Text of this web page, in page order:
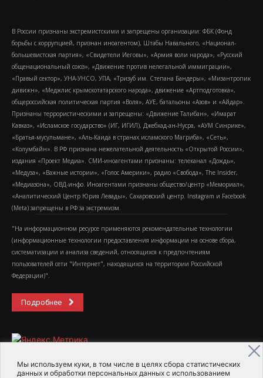
Мы используем куки, в том числе в целях сбора статистических
данных и обработки персональных данных с использованием
В России признаны экстремистскими и запрещены организации: ФБК (Фонд
борьбы с коррупцией, признан иноагентом), Штабы Навального, «Национал-
большевистская партия», «Свидетели Иеговы», «Армия воли народа», «Русский
общенациональный союз», «Движение против нелегальной иммиграции»,
«Правый сектор», УНА-УНСО, УПА, «Тризуб им. Степана Бандеры», «Мизантропик
дивижн», «Меджлис крымскотатарского народа», движение «Артподготовка»,
общероссийская политическая партия «Воля», АУЕ, батальоны «Азов» и «Айдар».
Признаны террористическими и запрещены: «Движение Талибан», «Имарат
Кавказ», «Исламское государство» (ИГ, ИГИЛ), Джебхад-ан-Нусра, «АУМ Синрике»,
«Братья-мусульмане», «Аль-Каида в странах исламского Магриба», «Сеть»,
«Колумбайн». В РФ признана нежелательной деятельность «Открытой России»,
издания «Проект Медиа». СМИ-иноагентами признаны: телеканал «Дождь»,
«Медуза», «Важные истории», «Голос Америки», радио «Свобода», The Insider,
«Медиазона», ОВД-инфо. Иноагентами признаны общество/центр «Мемориал»,
«Аналитический Центр Юрия Левады», Сахаровский центр. Instagram и Facebook
(Metа) запрещены в РФ за экстремизм.
"На информационном ресурсе применяются рекомендательные технологии
(информационные технологии предоставления информации на основе сбора,
систематизации и анализа сведений, относящихся к предпочтениям
пользователей сети "Интернет", находящихся на территории Российской
Федерации)".
Подробнее